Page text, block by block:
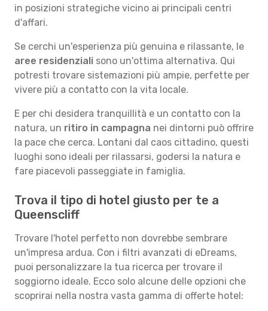
in posizioni strategiche vicino ai principali centri
d'affari.
Se cerchi un'esperienza più genuina e rilassante, le
aree residenziali sono un'ottima alternativa. Qui
potresti trovare sistemazioni più ampie, perfette per
vivere più a contatto con la vita locale.
E per chi desidera tranquillità e un contatto con la
natura, un ritiro in campagna nei dintorni può offrire
la pace che cerca. Lontani dal caos cittadino, questi
luoghi sono ideali per rilassarsi, godersi la natura e
fare piacevoli passeggiate in famiglia.
Trova il tipo di hotel giusto per te a
Queenscliff
Trovare l'hotel perfetto non dovrebbe sembrare
un'impresa ardua. Con i filtri avanzati di eDreams,
puoi personalizzare la tua ricerca per trovare il
soggiorno ideale. Ecco solo alcune delle opzioni che
scoprirai nella nostra vasta gamma di offerte hotel: